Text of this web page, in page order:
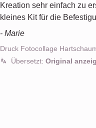
Kreation sehr einfach zu
kleines Kit für die
- Marie
Druck Fotocollage
Übersetzt: Original